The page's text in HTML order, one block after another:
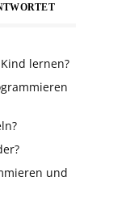
lernen?
und